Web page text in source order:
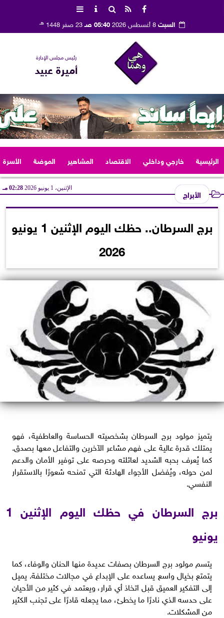
السبت8 أغسطس 2026 05:40 صـ 23 صفر 1448 هـ
رئيس مجلس الإدارة
أميرة عبيد
الرئيسية خارجي وداخلي الاقتصاد المشاهير الموضة الأسرة
الأبراج الإثنين، 1 يونيو 2026 02:28 مـ
برج السرطان.. حظك اليوم الإثنين 1 يونيو
2026
يتميز مولود برج السرطان بشخصيته الحساسة والعاطفية، فهو
يمتلك قدرة عالية على فهم مشاعر الآخرين والتفاعل معها بصدق.
كما يُعرف بحبه الشديد لعائلته وحرصه على توفير الأمان والدعم
لمن حوله، ويُفضل الأجواء الهادئة التي تمنحه شعورًا بالاستقرار
النفسي.
برج السرطان في حظك اليوم الإثنين 1
يونيو
يتسم مولود برج السرطان بصفات عديدة منها الحنان والوفاء، كما
يتمتع بخيال واسع يساعده على الإبداع في مجالات مختلفة. يميل
إلى التفكير العميق قبل اتخاذ أي قرار، ويعتمد في كثير من الأحيان
على حدسه الذي نادرًا ما يخطئ، مما يجعله قادرًا على تجنب الكثير
من المشكلات.